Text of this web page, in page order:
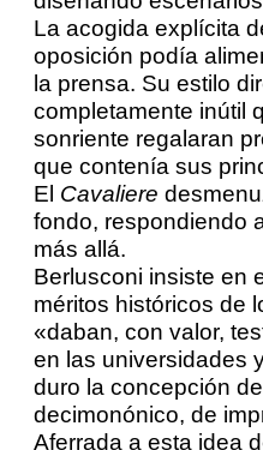
La acogida explícita
oposición podía
la prensa. Su estilo
completamente inútil
sonriente regalaran
que contenía sus
El Cavaliere
fondo, respondiendo
más allá.
Berlusconi insiste en
méritos históricos de
«daban, con valor,
en las universidades
duro la concepción
decimonónico, de
Aferrada a esta idea